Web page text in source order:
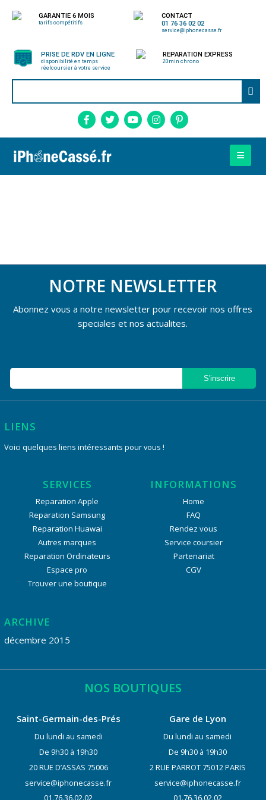
GARANTIE 6 MOIS
tarifs compétitifs
CONTACT
01 76 36 02 02
service@iphonecasse.fr
PRISE DE RDV EN LIGNE
disponibilité en temps
réelcoursier à votre service
REPARATION EXPRESS
20min chrono
NOTRE NEWSLETTER
Abonnez vous a notre newsletter pour recevoir nos offres
speciales et nos actualites.
LIENS
Voici quelques liens intéressants pour vous !
SERVICES
Reparation Apple
Reparation Samsung
Reparation Huawai
Autres marques
Reparation Ordinateurs
Espace pro
Trouver une boutique
INFORMATIONS
Home
FAQ
Rendez vous
Service coursier
Partenariat
CGV
ARCHIVE
décembre 2015
NOS BOUTIQUES
Saint-Germain-des-Prés
Du lundi au samedi
De 9h30 à 19h30
20 RUE D’ASSAS 75006
service@iphonecasse.fr
Gare de Lyon
Du lundi au samedi
De 9h30 à 19h30
2 RUE PARROT 75012 PARIS
service@iphonecasse.fr